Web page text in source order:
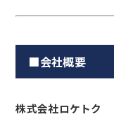
■会社概要
株式会社ロケトク